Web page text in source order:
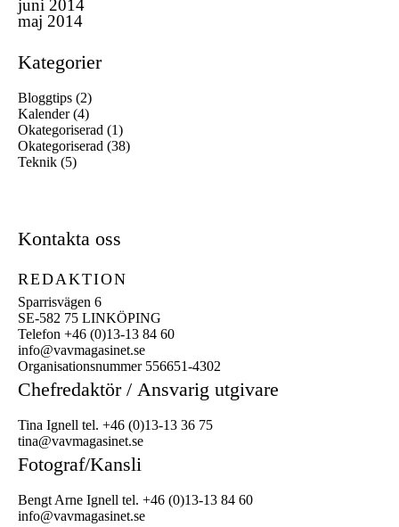
juni 2014
maj 2014
Kategorier
Bloggtips (2)
Kalender(4)
Okategoriserad (1)
Okategoriserad (38)
Teknik (5)
Kontakta oss
REDAKTION
Sparrisvägen 6
SE-582 75 LINKÖPING
Telefon +46 (0)13-13 84 60
info@vavmagasinet.se
Organisationsnummer 556651-4302
Chefredaktör / Ansvarig utgivare
Tina Ignell tel. +46 (0)13-13 36 75
tina@vavmagasinet.se
Fotograf/Kansli
Bengt Arne Ignell tel. +46 (0)13-13 84 60
info@vavmagasinet.se